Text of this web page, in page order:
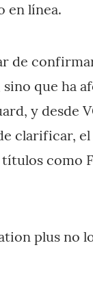
en línea.
de
que ha
y desde
clarificar,
como
plus no